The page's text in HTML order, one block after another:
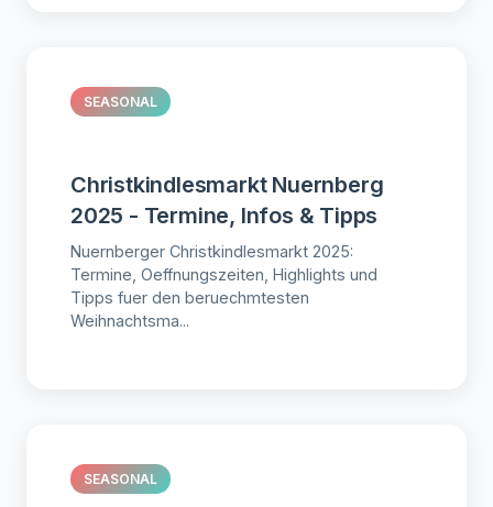
SEASONAL
Christkindlesmarkt Nuernberg
2025 - Termine, Infos & Tipps
Nuernberger Christkindlesmarkt 2025:
Termine, Oeffnungszeiten, Highlights und
Tipps fuer den beruechmtesten
Weihnachtsma...
SEASONAL